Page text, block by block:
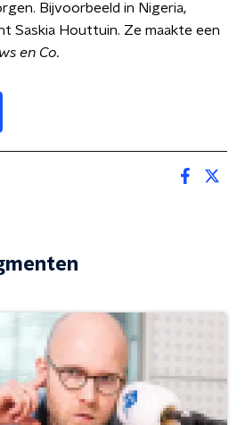
Bijvoorbeeld in Nigeria,
Saskia Houttuin. Ze maakte een
en Co.